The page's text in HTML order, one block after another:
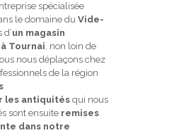
spécialisée
le domaine du Vide-
d’un magasin
Tournai, non loin de
nous déplaçons chez
de la région
les antiquités qui nous
sont ensuite remises
dans notre